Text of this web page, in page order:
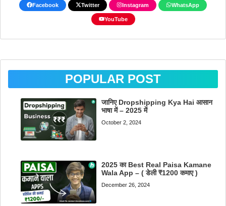
Facebook Twitter Instagram WhatsApp
YouTube
POPULAR POST
जानिए Dropshipping Kya Hai आसान
भाषा में – 2025 में
October 2, 2024
2025 का Best Real Paisa Kamane
Wala App – ( डेली ₹1200 कमाए )
December 26, 2024